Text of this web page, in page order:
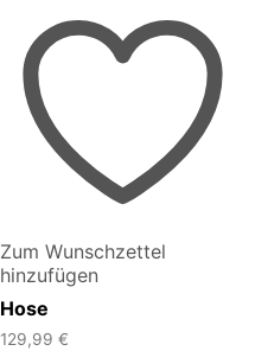
Zum Wunschzettel
hinzufügen
Hose
129,99 €